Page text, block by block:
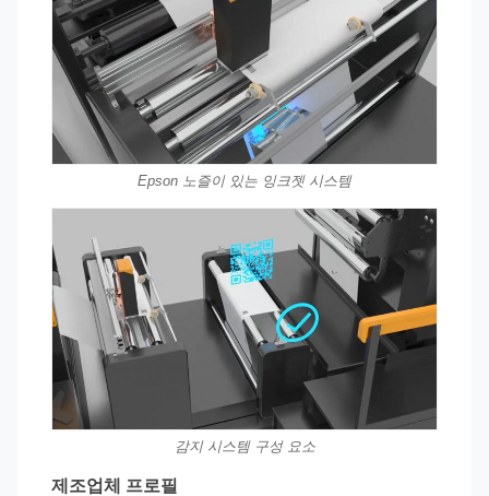
Epson 노즐이 있는 잉크젯 시스템
감지 시스템 구성 요소
제조업체 프로필